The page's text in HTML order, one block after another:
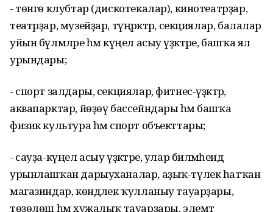
- төнгө клубтар (дискотекалар), кинотеатрҙар,
театрҙар, музейҙар, түңәрәктәр, секциялар, балалар
уйын бүлмәләре һәм күңел асыу үҙәктәре, башҡа ял
урындары;
- спорт залдары, секциялар, фитнес-үҙәктәр,
аквапарктар, йөҙөү бассейндары һәм башҡа
физик культура һәм спорт объекттары;
- сауҙа-күңел асыу үҙәктәре, улар биләмәһендә
урынлашҡан дарыуханалар, аҙыҡ-түлек һатҡан
магазиндар, көндәлек ҡулланыу тауарҙары,
төҙөлөш һәм хужалыҡ тауарҙары, элемтә